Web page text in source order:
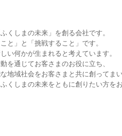
くしまの未来」を創る会社です。
と」と「挑戦すること」です。
い何かが生まれると考えています。
を通じてお客さまのお役に立ち、
地域社会をお客さまと共に創ってま
くしまの未来をともに創りたい方を